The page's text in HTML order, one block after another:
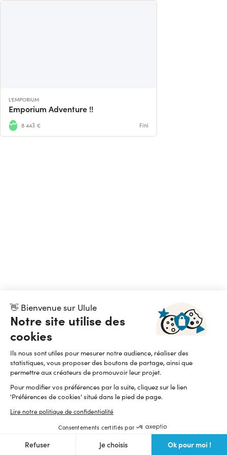
👋 Bienvenue sur Ulule
Notre site utilise des
cookies
Ils nous sont utiles pour mesurer notre audience, réaliser des
statistiques, vous proposer des boutons de partage, ainsi que
permettre aux créateurs de promouvoir leur projet.
Pour modifier vos préférences par la suite, cliquez sur le lien
'Préférences de cookies' situé dans le pied de page.
Lire notre politique de confidentialité
Consentements certifiés par
Refuser Je choisis Ok pour moi !
L'EMPORIUM
Emporium Adventure !!
8 443 € Fini